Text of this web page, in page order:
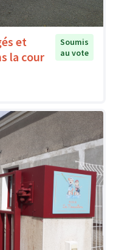
et
la cour
Soumis
au vote